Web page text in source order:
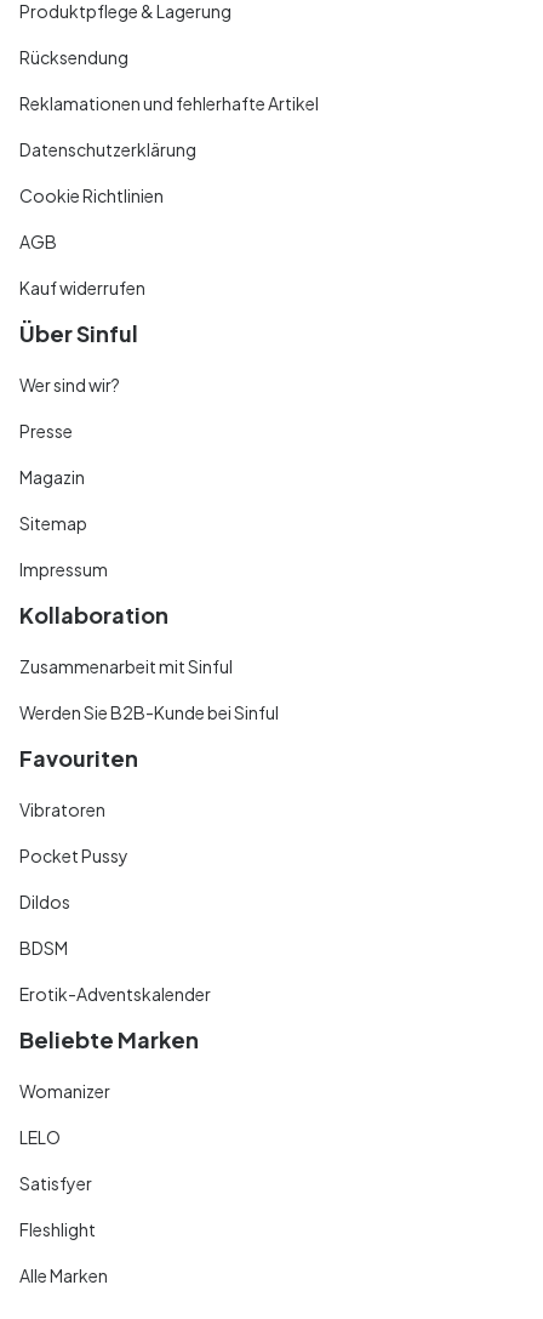
Produktpflege & Lagerung
Rücksendung
Reklamationen und fehlerhafte Artikel
Datenschutzerklärung
Cookie Richtlinien
AGB
Kauf widerrufen
Über Sinful
Wer sind wir?
Presse
Magazin
Sitemap
Impressum
Kollaboration
Zusammenarbeit mit Sinful
Werden Sie B2B-Kunde bei Sinful
Favouriten
Vibratoren
Pocket Pussy
Dildos
BDSM
Erotik-Adventskalender
Beliebte Marken
Womanizer
LELO
Satisfyer
Fleshlight
Alle Marken